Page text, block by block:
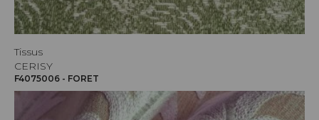
Tissus
CERISY
F4075006 - FORET